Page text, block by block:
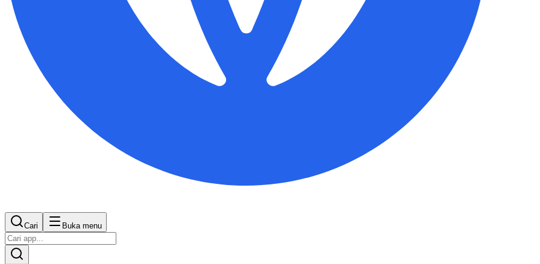
Cari Buka menu